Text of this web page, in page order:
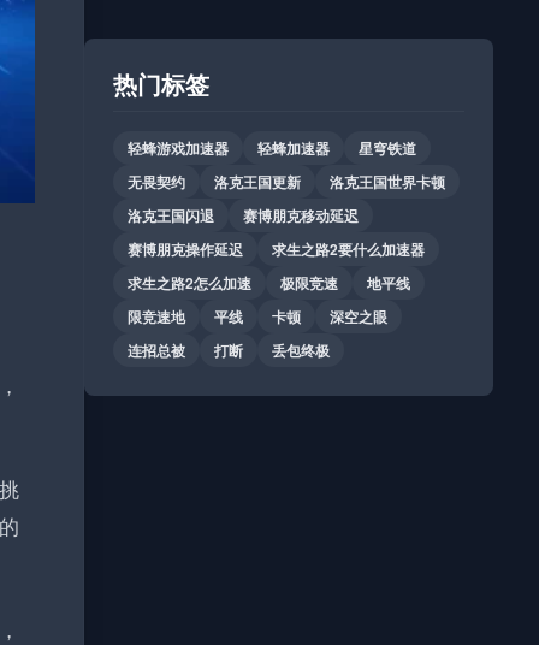
热门标签
轻蜂游戏加速器 轻蜂加速器
星穹铁道
无畏契约
洛克王国更新
洛克王国世界卡顿
洛克王国闪退
赛博朋克移动延迟
赛博朋克操作延迟
求生之路2要什么加速器
求生之路2怎么加速
极限竞速
地平线
限竞速地
平线 卡顿
深空之眼
连招总被
打断 丢包终极